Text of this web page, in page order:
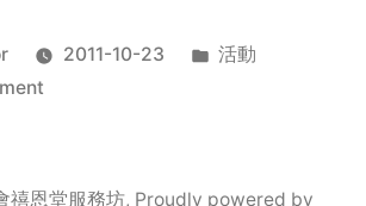
2011-10-23
Posted
活動
on
服
禧恩堂服務坊, Proudly powered by